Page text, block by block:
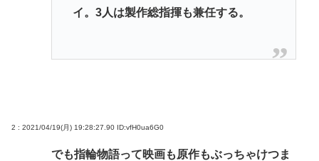
イ。3人は製作総指揮も兼任する。
2 : 2021/04/19(月) 19:28:27.90 ID:vfH0ua6G0
でも指輪物語って映画も原作もぶっちゃけつま